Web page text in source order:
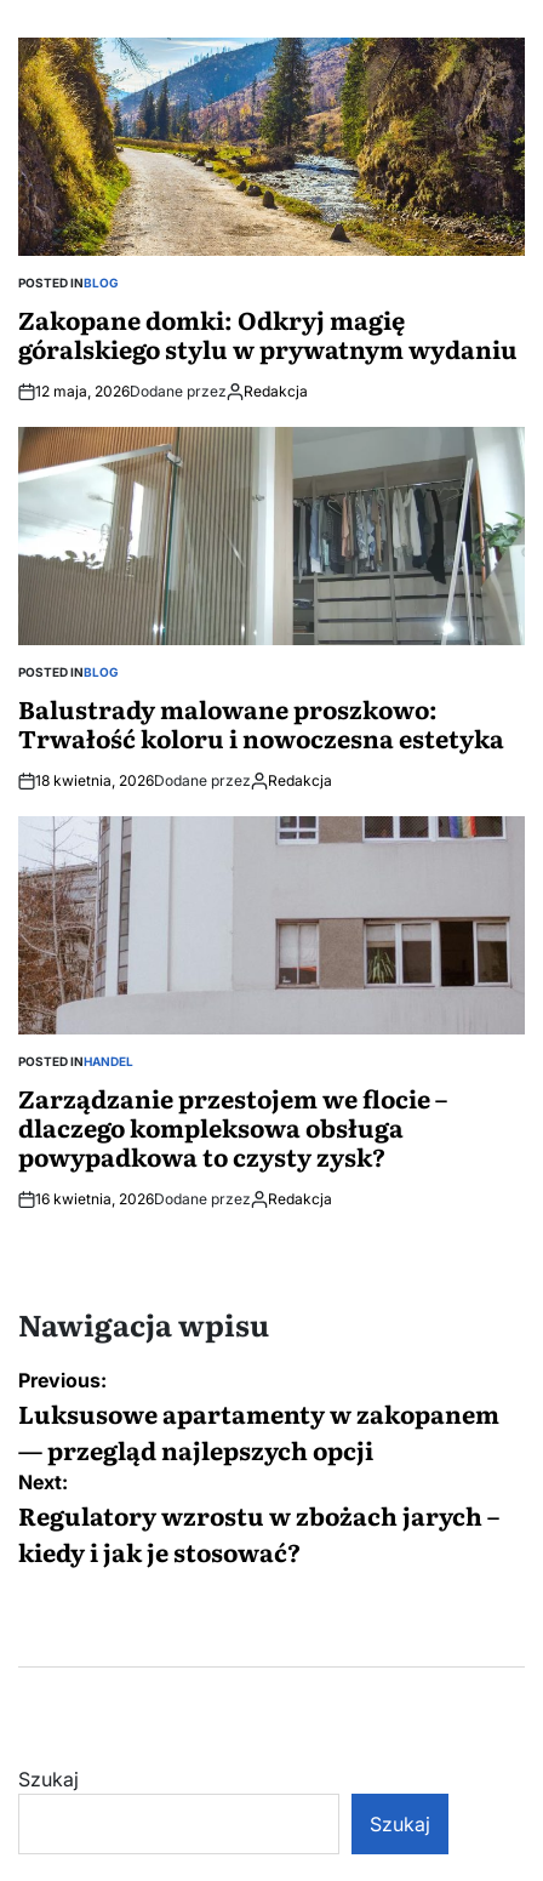
POSTED INBLOG
Zakopane domki: Odkryj magię
góralskiego stylu w prywatnym wydaniu
12 maja, 2026Dodane przez Redakcja
POSTED INBLOG
Balustrady malowane proszkowo:
Trwałość koloru i nowoczesna estetyka
18 kwietnia, 2026Dodane przez Redakcja
POSTED INHANDEL
Zarządzanie przestojem we flocie –
dlaczego kompleksowa obsługa
powypadkowa to czysty zysk?
16 kwietnia, 2026Dodane przez Redakcja
Nawigacja wpisu
Previous:
Luksusowe apartamenty w zakopanem
— przegląd najlepszych opcji
Next:
Regulatory wzrostu w zbożach jarych –
kiedy i jak je stosować?
Szukaj
Szukaj